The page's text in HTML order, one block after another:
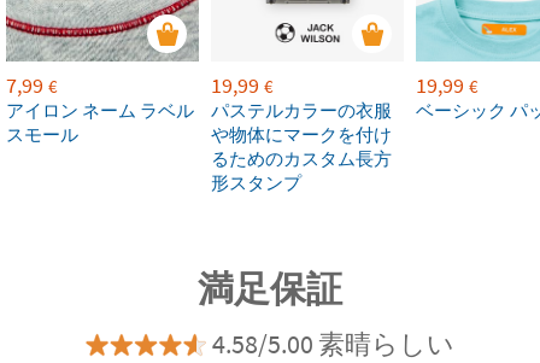
7,99 €
アイロン ネーム ラベル
スモール
19,99 €
パステルカラーの衣服
や物体にマークを付け
るためのカスタム長方
形スタンプ
19,99 €
ベーシック パ
満足保証
4.58/5.00 素晴らしい